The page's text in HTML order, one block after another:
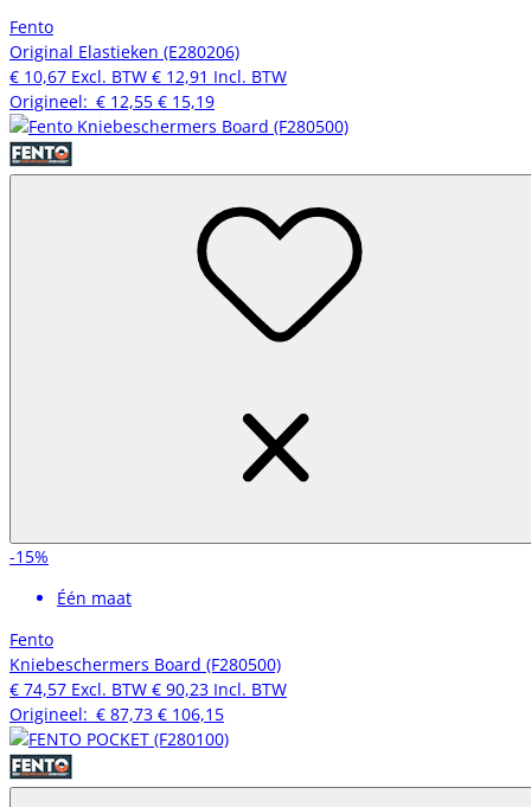
Fento
Original Elastieken (E280206)
€ 10,67 Excl. BTW € 12,91 Incl. BTW
Origineel: € 12,55 € 15,19
-15%
Één maat
Fento
Kniebeschermers Board (F280500)
€ 74,57 Excl. BTW € 90,23 Incl. BTW
Origineel: € 87,73 € 106,15